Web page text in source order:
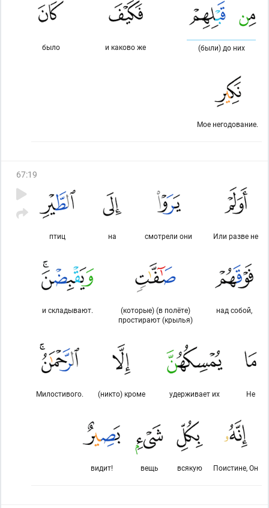
(были) до них
и каково же
было
Мое негодование.
67:19
Или разве не
смотрели они
на
птиц
над собой,
(которые) (в полёте)
простирают (крылья)
и складывают.
Не
удерживает их
(никто) кроме
Милостивого.
Поистине, Он
всякую
вещь
видит!